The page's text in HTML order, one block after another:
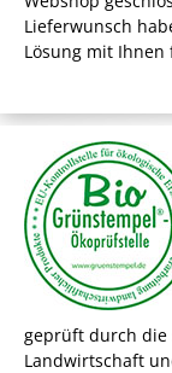
Lieferwunsch
Lösung mit Ihnen
geprüft durch die
Landwirtschaft